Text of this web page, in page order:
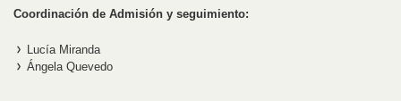
Coordinación de Admisión y seguimiento:
Lucía Miranda
Ángela Quevedo